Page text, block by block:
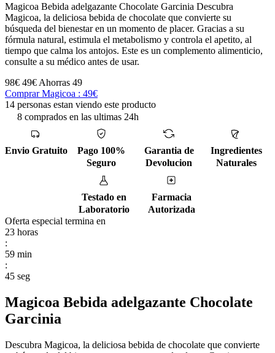
Magicoa Bebida adelgazante Chocolate Garcinia Descubra
Magicoa, la deliciosa bebida de chocolate que convierte su
búsqueda del bienestar en un momento de placer. Gracias a su
fórmula natural, estimula el metabolismo y controla el apetito, al
tiempo que calma los antojos. Este es un complemento alimenticio,
consulte a su médico antes de usar.
98€ 49€ Ahorras 49
Comprar Magicoa : 49€
14 personas estan viendo este producto
8 comprados en las ultimas 24h
Envio Gratuito
Pago 100%
Seguro
Garantia de
Devolucion
Ingredientes
Naturales
Testado en
Laboratorio
Farmacia
Autorizada
Oferta especial termina en
23 horas
:
59 min
:
44 seg
Magicoa Bebida adelgazante Chocolate
Garcinia
Descubra Magicoa, la deliciosa bebida de chocolate que convierte